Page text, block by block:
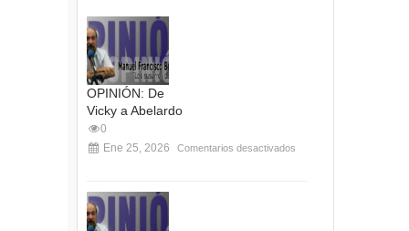
OPINIÓN: De
Vicky a Abelardo
0
Ene 25, 2026
Comentarios desactivados